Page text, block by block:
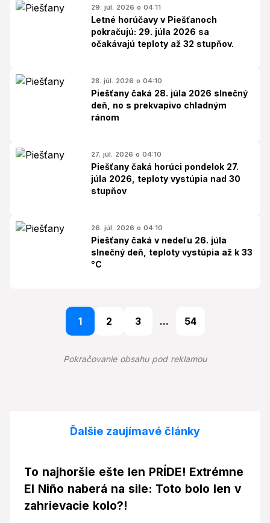
29. júl. 2026 o 04:11
Letné horúčavy v Piešťanoch
pokračujú: 29. júla 2026 sa
očakávajú teploty až 32 stupňov.
28. júl. 2026 o 04:10
Piešťany čaká 28. júla 2026 slnečný
deň, no s prekvapivo chladným
ránom
27. júl. 2026 o 04:10
Piešťany čaká horúci pondelok 27.
júla 2026, teploty vystúpia nad 30
stupňov
26. júl. 2026 o 04:10
Piešťany čaká v nedeľu 26. júla
slnečný deň, teploty vystúpia až k 33
°C
1 2 3 ... 54
Pokračovanie obsahu pod reklamou
Ďalšie zaujímavé články
To najhoršie ešte len PRÍDE! Extrémne
El Niño naberá na sile: Toto bolo len v
zahrievacie kolo?!